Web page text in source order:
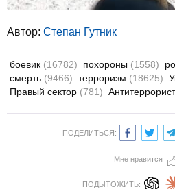
Автор: Степан Гутник
боевик (16782) похороны (1558)
смерть (9466) терроризм (18625)
Правый сектор (781)
ПОДЕЛИТЬСЯ:
Мне нравится
ПОДЫТОЖИТЬ: